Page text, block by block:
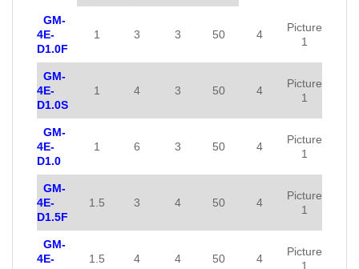
GM-
4E-
D1.0F
1 3 3 50 4
Picture
1
GM-
4E-
D1.0S
1 4 3 50 4
Picture
1
GM-
4E-
D1.0
1 6 3 50 4
Picture
1
GM-
4E-
D1.5F
1.5 3 4 50 4
Picture
1
GM-
4E-
1.5 4 4 50 4
Picture
1